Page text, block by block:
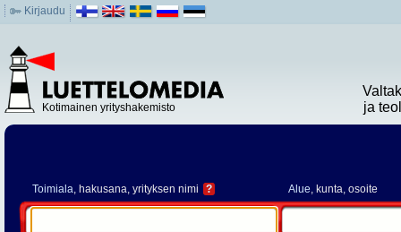
Kirjaudu
Kotimainen yrityshakemisto
ja
Toimiala, hakusana, yrityksen nimi ? Alue, kunta, osoite